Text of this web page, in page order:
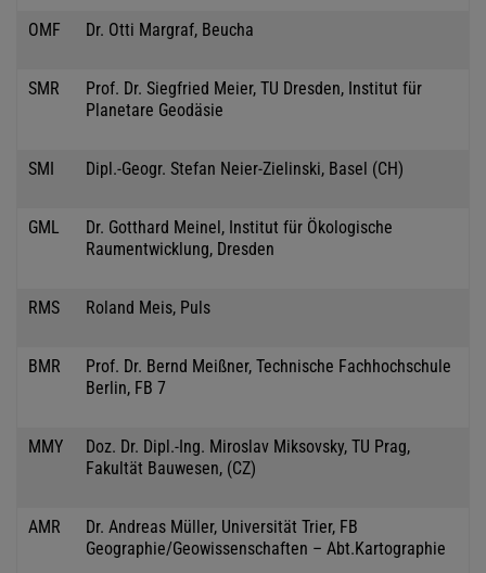
OMF Dr. Otti Margraf, Beucha
SMR
Prof. Dr. Siegfried Meier, TU Dresden, Institut für
Planetare Geodäsie
SMI Dipl.-Geogr. Stefan Neier-Zielinski, Basel (CH)
GML
Dr. Gotthard Meinel, Institut für Ökologische
Raumentwicklung, Dresden
RMS Roland Meis, Puls
BMR
Prof. Dr. Bernd Meißner, Technische Fachhochschule
Berlin, FB 7
MMY
Doz. Dr. Dipl.-Ing. Miroslav Miksovsky, TU Prag,
Fakultät Bauwesen, (CZ)
AMR
Dr. Andreas Müller, Universität Trier, FB
Geographie/Geowissenschaften – Abt.Kartographie